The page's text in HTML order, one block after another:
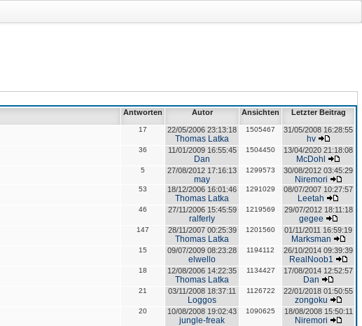
Antworten Autor Ansichten Letzter Beitrag
17 22/05/2006 23:13:18
Thomas Latka
1505467 31/05/2008 16:28:55
hv
36 11/01/2009 16:55:45
Dan
1504450 13/04/2020 21:18:08
McDohl
5 27/08/2012 17:16:13
may
1299573 30/08/2012 03:45:29
Niremori
53 18/12/2006 16:01:46
Thomas Latka
1291029 08/07/2007 10:27:57
Leetah
46 27/11/2006 15:45:59
ralferly
1219569 29/07/2012 18:11:18
gegee
147 28/11/2007 00:25:39
Thomas Latka
1201560 01/11/2011 16:59:19
Marksman
15 09/07/2009 08:23:28
elwello
1194112 26/10/2014 09:39:39
RealNoob1
18 12/08/2006 14:22:35
Thomas Latka
1134427 17/08/2014 12:52:57
Dan
21 03/11/2008 18:37:11
Loggos
1126722 22/01/2018 01:50:55
zongoku
20 10/08/2008 19:02:43
jungle-freak
1090625 18/08/2008 15:50:11
Niremori